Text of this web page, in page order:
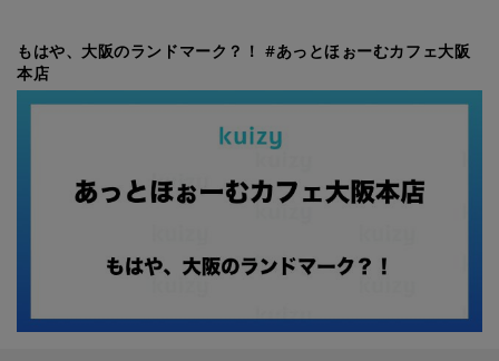
もはや、大阪のランドマーク？！ #あっとほぉーむカフェ大阪
本店